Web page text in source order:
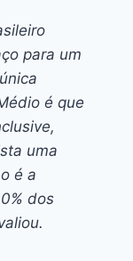
para um
é que
uma
é a
dos